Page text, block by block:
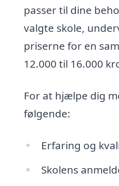
passer til dine
valgte skole,
priserne for en
12.000 til 16.000
For at hjælpe dig
følgende:
Erfaring og
Skolens